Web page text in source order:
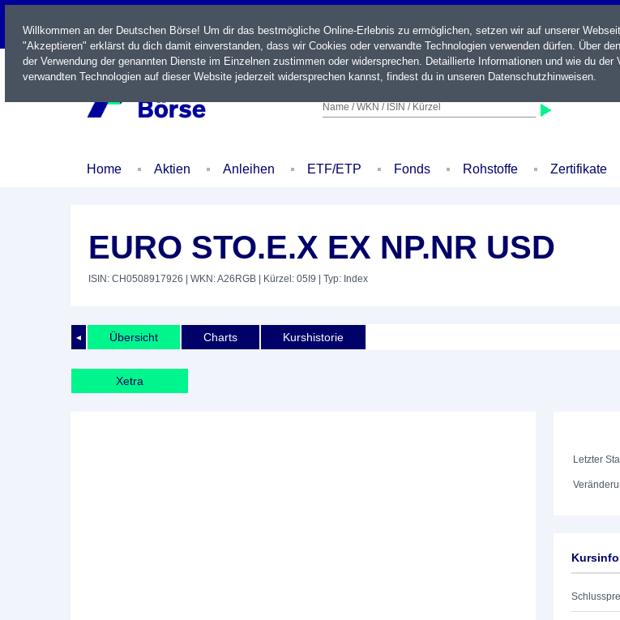
LIVE
Name / WKN / ISIN / Kürzel
Home Aktien Anleihen ETF/ETP Fonds Rohstoffe Zertifikate
EURO STO.E.X EX NP.NR USD
ISIN: CH0508917926 | WKN: A26RGB | Kürzel: 05I9 | Typ: Index
◄ Übersicht Charts Kurshistorie
Xetra
Letzter
Willkommen an der Deutschen Börse! Um dir das bestmögliche Online-Erlebnis zu ermöglichen, setzen wir auf unserer
"Akzeptieren" erklärst du dich damit einverstanden, dass wir Cookies oder verwandte Technologien verwenden dürfen. Über
der Verwendung der genannten Dienste im Einzelnen zustimmen oder widersprechen. Detaillierte Informationen und wie du der
verwandten Technologien auf dieser Website jederzeit widersprechen kannst, findest du in unseren Datenschutzhinweisen.